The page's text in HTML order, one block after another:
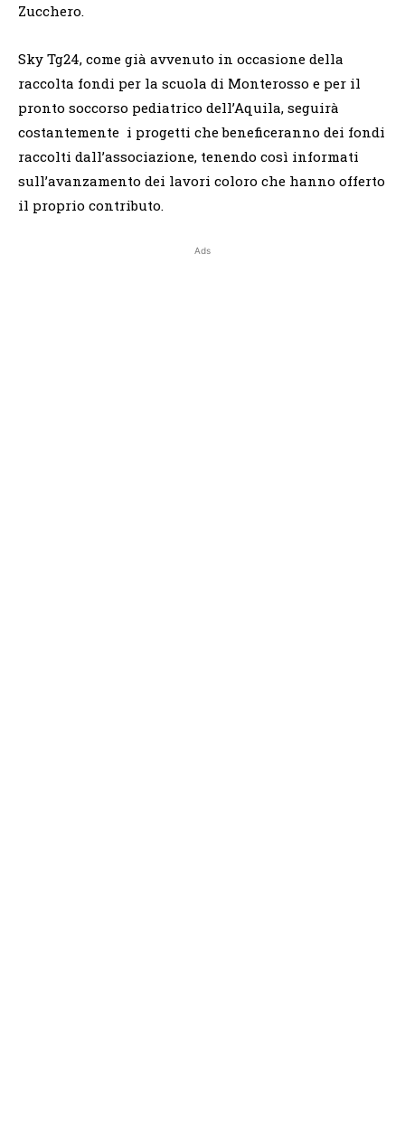
Zucchero.
Sky Tg24, come già avvenuto in occasione della
raccolta fondi per la scuola di Monterosso e per il
pronto soccorso pediatrico dell’Aquila, seguirà
costantemente i progetti che beneficeranno dei fondi
raccolti dall’associazione, tenendo così informati
sull’avanzamento dei lavori coloro che hanno offerto
il proprio contributo.
Ads